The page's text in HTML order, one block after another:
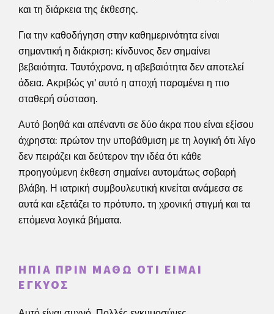
και τη διάρκεια της έκθεσης.
Για την καθοδήγηση στην καθημερινότητα είναι
σημαντική η διάκριση: κίνδυνος δεν σημαίνει
βεβαιότητα. Ταυτόχρονα, η αβεβαιότητα δεν αποτελεί
άδεια. Ακριβώς γι' αυτό η αποχή παραμένει η πιο
σταθερή σύσταση.
Αυτό βοηθά και απέναντι σε δύο άκρα που είναι εξίσου
άχρηστα: πρώτον την υποβάθμιση με τη λογική ότι λίγο
δεν πειράζει και δεύτερον την ιδέα ότι κάθε
προηγούμενη έκθεση σημαίνει αυτομάτως σοβαρή
βλάβη. Η ιατρική συμβουλευτική κινείται ανάμεσα σε
αυτά και εξετάζει το πρότυπο, τη χρονική στιγμή και τα
επόμενα λογικά βήματα.
ΉΠΙΑ ΠΡΙΝ ΜΆΘΩ ΌΤΙ ΕΊΜΑΙ
ΈΓΚΥΟΣ